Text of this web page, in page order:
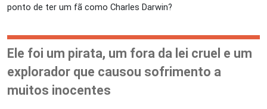
ponto de ter um fã como Charles Darwin?
Ele foi um pirata, um fora da lei cruel e um
explorador que causou sofrimento a
muitos inocentes